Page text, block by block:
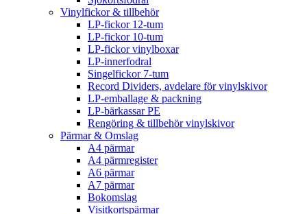
Vinylfickor & tillbehör
LP-fickor 12-tum
LP-fickor 10-tum
LP-fickor vinylboxar
LP-innerfodral
Singelfickor 7-tum
Record Dividers, avdelare för vinylskivor
LP-emballage & packning
LP-bärkassar PE
Rengöring & tillbehör vinylskivor
Pärmar & Omslag
A4 pärmar
A4 pärmregister
A6 pärmar
A7 pärmar
Bokomslag
Visitkortspärmar